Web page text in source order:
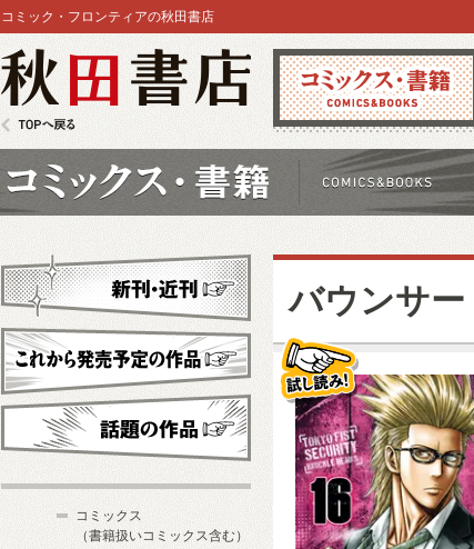
コミックス
コミック・フロンティアの秋田書店
バウンサー
試し読み！
新刊・近刊
これから発売予定
コミックス
（書籍扱いコミックス含む）